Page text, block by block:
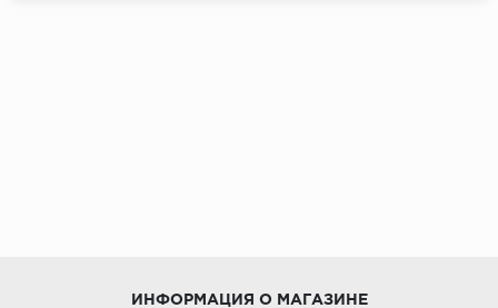
ИНФОРМАЦИЯ О МАГАЗИНЕ